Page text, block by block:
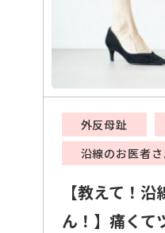
外反母趾
沿線のお医者さ
【教えて！
ん！】痛くて